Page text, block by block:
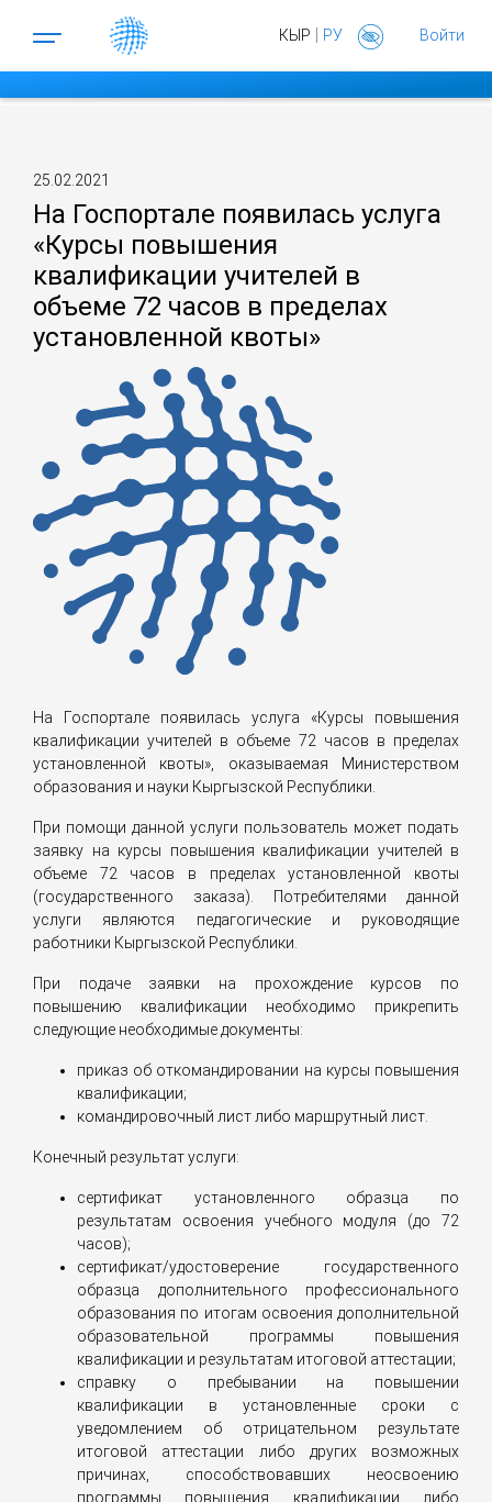
КЫР | РУ Войти
25.02.2021
На Госпортале появилась услуга
«Курсы повышения
квалификации учителей в
объеме 72 часов в пределах
установленной квоты»
На Госпортале появилась услуга «Курсы повышения
квалификации учителей в объеме 72 часов в пределах
установленной квоты», оказываемая Министерством
образования и науки Кыргызской Республики.
При помощи данной услуги пользователь может подать
заявку на курсы повышения квалификации учителей в
объеме 72 часов в пределах установленной квоты
(государственного заказа). Потребителями данной
услуги являются педагогические и руководящие
работники Кыргызской Республики.
При подаче заявки на прохождение курсов по
повышению квалификации необходимо прикрепить
следующие необходимые документы:
приказ об откомандировании на курсы повышения
квалификации;
командировочный лист либо маршрутный лист.
Конечный результат услуги:
сертификат установленного образца по
результатам освоения учебного модуля (до 72
часов);
сертификат/удостоверение государственного
образца дополнительного профессионального
образования по итогам освоения дополнительной
образовательной программы повышения
квалификации и результатам итоговой аттестации;
справку о пребывании на повышении
квалификации в установленные сроки с
уведомлением об отрицательном результате
итоговой аттестации либо других возможных
причинах, способствовавших неосвоению
программы повышения квалификации либо